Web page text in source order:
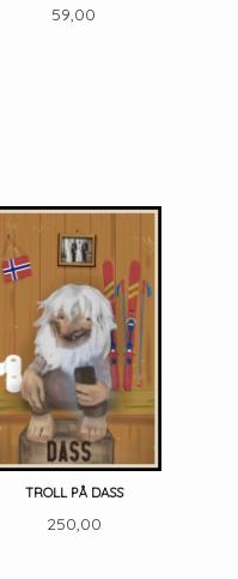
Pris
59,00
TROLL PÅ DASS
Pris
250,00